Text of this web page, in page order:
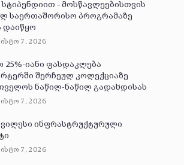
სტიპენდიით – მოსწავლეებისთვის
საერთაშორისო პროგრამაზე
დაიწყო
7, 2026
25%-იანი ფასდაკლება
შერჩეულ კოლექციაზე
ნაწილ-ნაწილ გადახდისას
7, 2026
ინფრასტრუქტურული
7, 2026